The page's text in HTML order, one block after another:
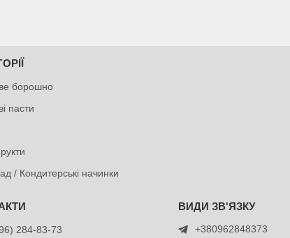
борошно
пасти
/ Кондитерські начинки
284-83-73
+380962848373